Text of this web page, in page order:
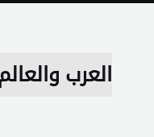
العرب والعالم